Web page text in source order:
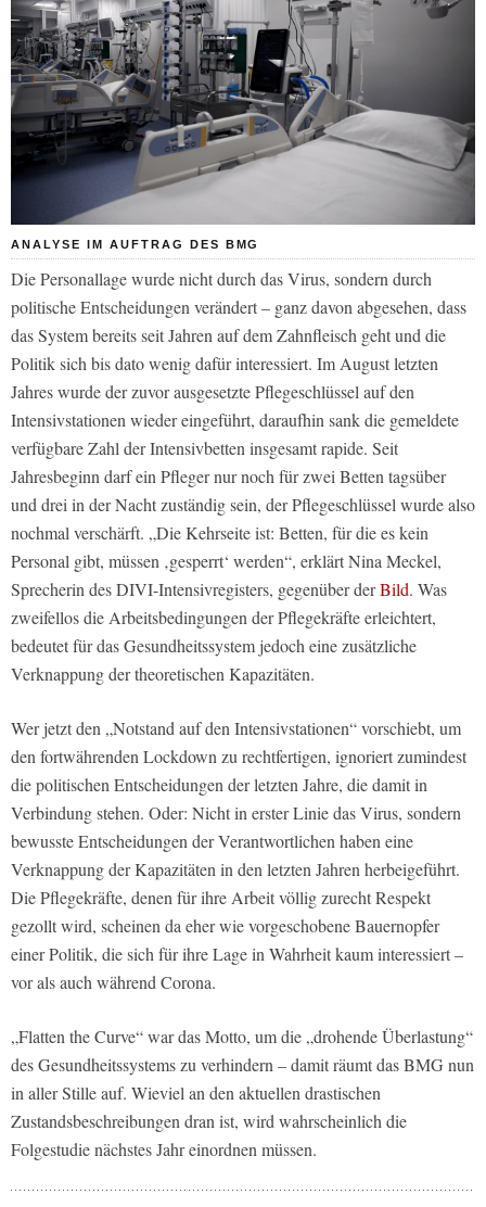
ANALYSE IM AUFTRAG DES BMG
Die Personallage wurde nicht durch das Virus, sondern durch
politische Entscheidungen verändert – ganz davon abgesehen, dass
das System bereits seit Jahren auf dem Zahnfleisch geht und die
Politik sich bis dato wenig dafür interessiert. Im August letzten
Jahres wurde der zuvor ausgesetzte Pflegeschlüssel auf den
Intensivstationen wieder eingeführt, daraufhin sank die gemeldete
verfügbare Zahl der Intensivbetten insgesamt rapide. Seit
Jahresbeginn darf ein Pfleger nur noch für zwei Betten tagsüber
und drei in der Nacht zuständig sein, der Pflegeschlüssel wurde also
nochmal verschärft. „Die Kehrseite ist: Betten, für die es kein
Personal gibt, müssen ‚gesperrt‘ werden“, erklärt Nina Meckel,
Sprecherin des DIVI-Intensivregisters, gegenüber derBild. Was
zweifellos die Arbeitsbedingungen der Pflegekräfte erleichtert,
bedeutet für das Gesundheitssystem jedoch eine zusätzliche
Verknappung der theoretischen Kapazitäten.
Wer jetzt den „Notstand auf den Intensivstationen“ vorschiebt, um
den fortwährenden Lockdown zu rechtfertigen, ignoriert zumindest
die politischen Entscheidungen der letzten Jahre, die damit in
Verbindung stehen. Oder: Nicht in erster Linie das Virus, sondern
bewusste Entscheidungen der Verantwortlichen haben eine
Verknappung der Kapazitäten in den letzten Jahren herbeigeführt.
Die Pflegekräfte, denen für ihre Arbeit völlig zurecht Respekt
gezollt wird, scheinen da eher wie vorgeschobene Bauernopfer
einer Politik, die sich für ihre Lage in Wahrheit kaum interessiert –
vor als auch während Corona.
„Flatten the Curve“ war das Motto, um die „drohende Überlastung“
des Gesundheitssystems zu verhindern – damit räumt das BMG nun
in aller Stille auf. Wieviel an den aktuellen drastischen
Zustandsbeschreibungen dran ist, wird wahrscheinlich die
Folgestudie nächstes Jahr einordnen müssen.